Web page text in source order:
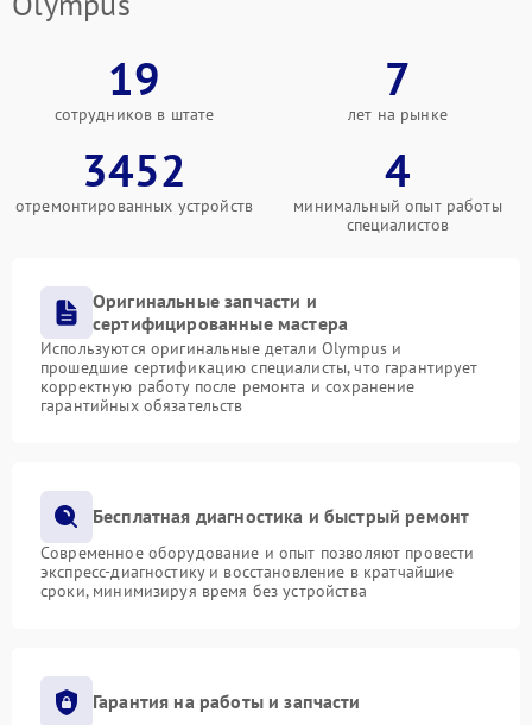
19
сотрудников в штате
7
лет на рынке
3452
отремонтированных устройств
4
минимальный опыт работы
специалистов
Оригинальные запчасти и
сертифицированные мастера
Используются оригинальные детали Olympus и
прошедшие сертификацию специалисты, что гарантирует
корректную работу после ремонта и сохранение
гарантийных обязательств
Бесплатная диагностика и быстрый ремонт
Современное оборудование и опыт позволяют провести
экспресс-диагностику и восстановление в кратчайшие
сроки, минимизируя время без устройства
Гарантия на работы и запчасти